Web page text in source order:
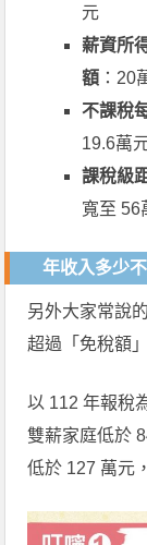
元
薪資所
額 ：20
不課稅
19.6萬
課稅級
寬至 56
年收入多少
另外大家常說
超過「免稅額
以 112 年報稅
雙薪家庭低於
低於 127 萬元